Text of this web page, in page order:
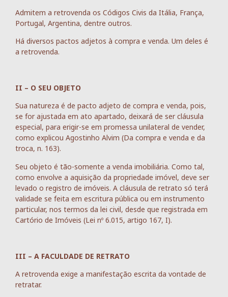
Admitem a retrovenda os Códigos Civis da Itália, França,
Portugal, Argentina, dentre outros.
Há diversos pactos adjetos à compra e venda. Um deles é
a retrovenda.
II – O SEU OBJETO
Sua natureza é de pacto adjeto de compra e venda, pois,
se for ajustada em ato apartado, deixará de ser cláusula
especial, para erigir-se em promessa unilateral de vender,
como explicou Agostinho Alvim (Da compra e venda e da
troca, n. 163).
Seu objeto é tão-somente a venda imobiliária. Como tal,
como envolve a aquisição da propriedade imóvel, deve ser
levado o registro de imóveis. A cláusula de retrato só terá
validade se feita em escritura pública ou em instrumento
particular, nos termos da lei civil, desde que registrada em
Cartório de Imóveis (Lei nº 6.015, artigo 167, I).
III – A FACULDADE DE RETRATO
A retrovenda exige a manifestação escrita da vontade de
retratar.